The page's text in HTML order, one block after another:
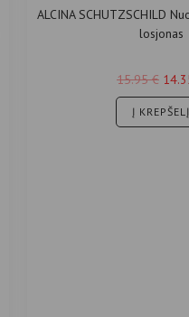
ALCINA SCHUTZSCHILD
losjonas
15.95€
Į KREPŠELĮ